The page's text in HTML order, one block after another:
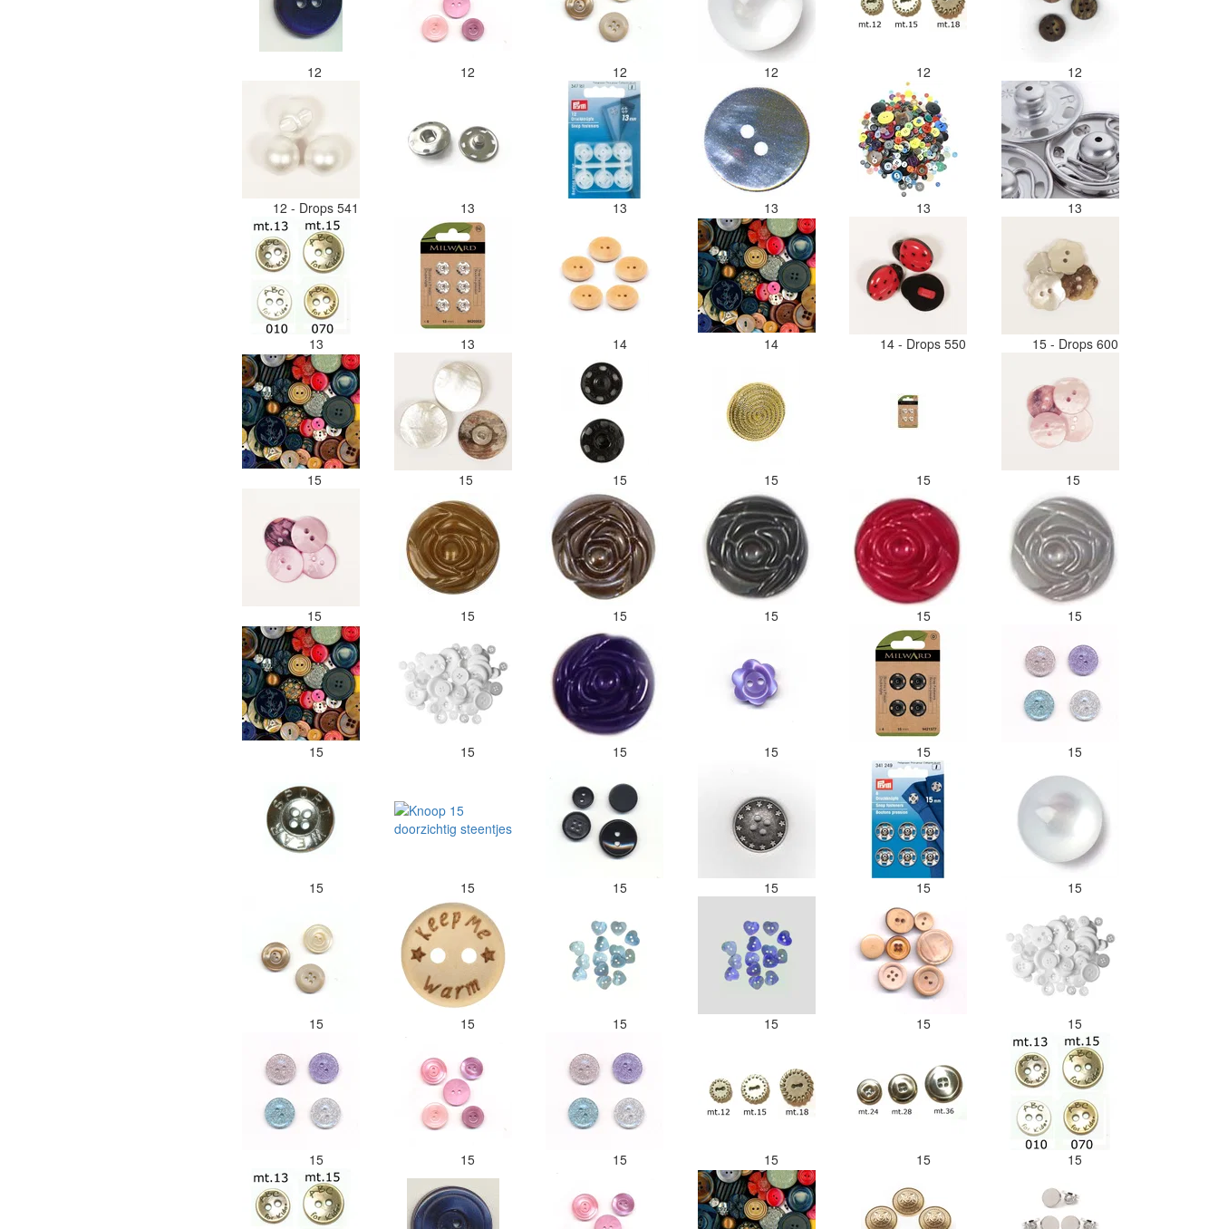
12 12 12 12 12 12
12 - Drops 541 13 13 13 13 13
13 13 14 14 14 - Drops 550 15 - Drops 600
15 15 15 15 15 15
15 15 15 15 15 15
15 15 15 15 15 15
15 15 15 15 15 15
15 15 15 15 15 15
15 15 15 15 15 15